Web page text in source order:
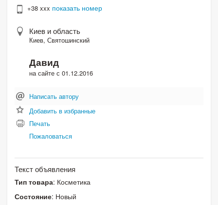
+38 xxx показать номер
Киев и область
Киев, Святошинский
Давид
на сайте с 01.12.2016
Написать автору
Добавить в избранные
Печать
Пожаловаться
Текст объявления
Тип товара: Косметика
Состояние: Новый